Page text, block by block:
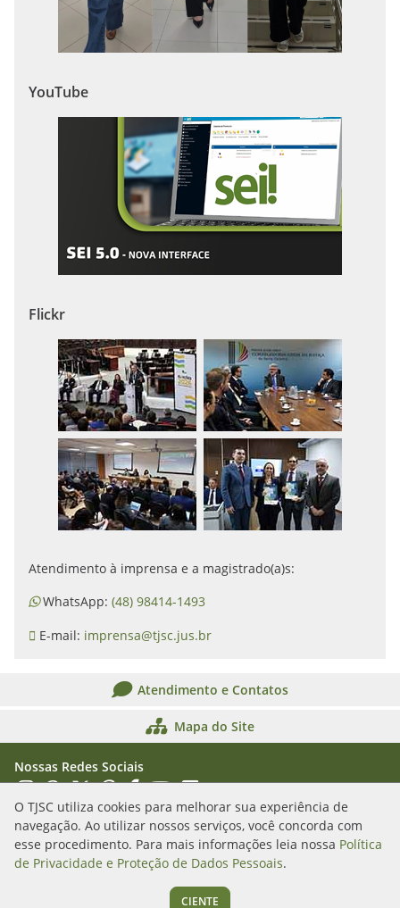
O TJSC utiliza cookies para melhorar sua experiência de
navegação. Ao utilizar nossos serviços, você concorda com
esse procedimento. Para mais informações leia nossa Política
de Privacidade e Proteção de Dados Pessoais.
CIENTE
YouTube
Flickr
Atendimento à imprensa e a magistrado(a)s:
WhatsApp: (48) 98414-1493
E-mail: imprensa@tjsc.jus.br
Atendimento e Contatos
Mapa do Site
Nossas Redes Sociais
Acessar Instagram
Acessar WhatsApp
Acessar XAcessar Threads
Acessar Facebook
Acessar YouTube
Acessar Flickr
Acessar SoundCloud
Rua Álvaro Millen da Silveira, n. 208
Florianópolis/SC - CEP: 88020-901